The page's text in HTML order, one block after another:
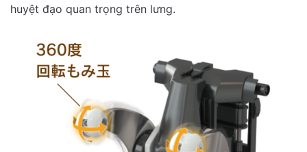
huyệt đạo quan trọng trên lưng.
Chất liệu Da PVC, Polyester
Góc ngả
Khoảng 110 độ đến khoảng 157 độ
BẬT: Khoảng 60 độ đến khoảng 84 TẮT:
Khoảng 0 độ đến khoảng 84 độ
Write a Review
Ghế Massage Thông Mi...